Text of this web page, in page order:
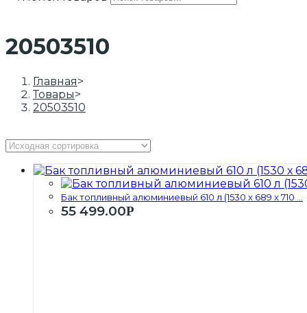
20503510
Главная>
Товары>
20503510
Бак топливный алюминиевый 610 л (1530 х 689 х 710 ...
55 499.00Р